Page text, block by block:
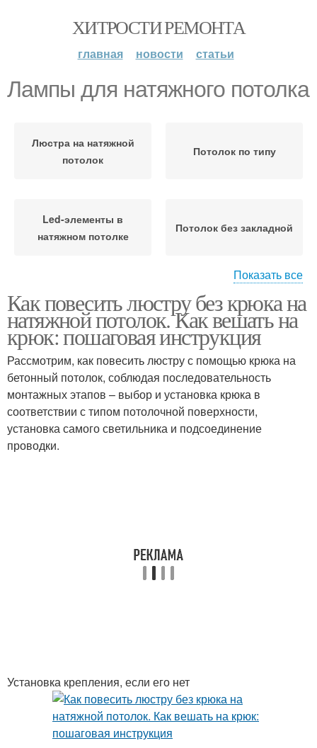
ХИТРОСТИ РЕМОНТА
главная новости статьи
Лампы для натяжного потолка
Люстра на натяжной
потолок
Потолок по типу
Led-элементы в
натяжном потолке
Потолок без закладной
потолков
Люстры на натяжной
потолок
Потолок на крюк
Люстры для натяжного
потолка
Показать все
Как повесить люстру без крюка на
натяжной потолок. Как вешать на
крюк: пошаговая инструкция
Рассмотрим, как повесить люстру с помощью крюка на
бетонный потолок, соблюдая последовательность
монтажных этапов – выбор и установка крюка в
соответствии с типом потолочной поверхности,
установка самого светильника и подсоединение
проводки.
Установка крепления, если его нет